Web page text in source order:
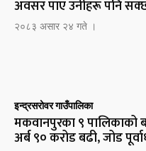
अवसर पाए उनीहरू पनि
२०८३ असार २४ गते ।
इन्द्रसरोवर गाउँपालिका
मकवानपुरका ९ पालिकाको
अर्ब ९० करोड बढी, जोड